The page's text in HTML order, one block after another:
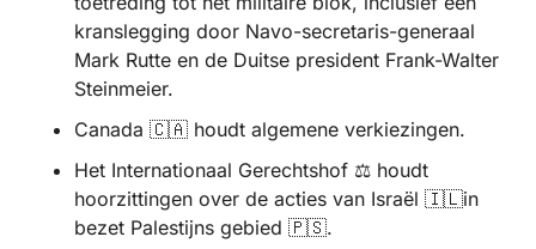
kranslegging door Navo-secretaris-generaal
Mark Rutte en de Duitse president Frank-Walter
Steinmeier.
Canada 🇨🇦 houdt algemene verkiezingen.
Het Internationaal Gerechtshof ⚖️ houdt
hoorzittingen over de acties van Israël 🇮🇱in
bezet Palestijns gebied 🇵🇸.